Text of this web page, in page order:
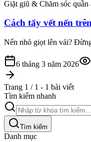
Giặt giũ & Chăm sóc quần
Cách tẩy vết nến
Nến nhỏ giọt lên vải?
6 tháng 3 năm 2026
Trang 1 / 1 - 1 bài viết
Tìm kiếm nhanh
Tìm kiếm
Danh mục